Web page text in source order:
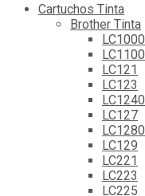
Cartuchos Tinta
Brother Tinta
LC1000
LC1100
LC121
LC123
LC1240
LC127
LC1280
LC129
LC221
LC223
LC225